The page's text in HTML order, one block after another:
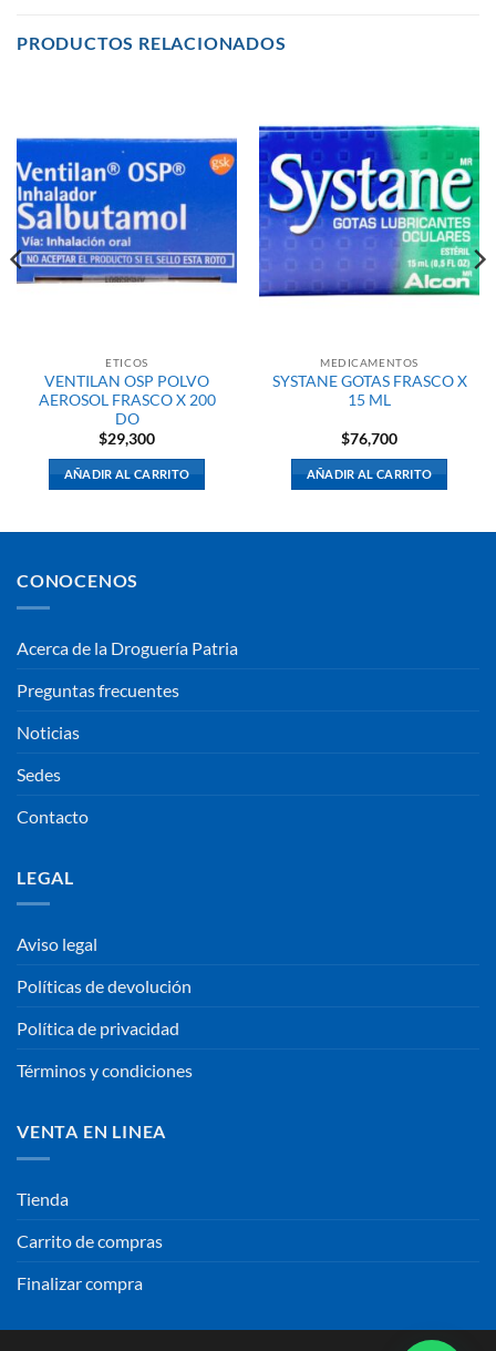
PRODUCTOS RELACIONADOS
ETICOS
VENTILAN OSP POLVO
AEROSOL FRASCO X 200
DO
$29,300
AÑADIR AL CARRITO
MEDICAMENTOS
SYSTANE GOTAS FRASCO X
15 ML
$76,700
AÑADIR AL CARRITO
CONOCENOS
Acerca de la Droguería Patria
Preguntas frecuentes
Noticias
Sedes
Contacto
LEGAL
Aviso legal
Políticas de devolución
Política de privacidad
Términos y condiciones
VENTA EN LINEA
Tienda
Carrito de compras
Finalizar compra